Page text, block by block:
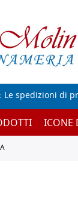
Le spedizioni di
ICONE